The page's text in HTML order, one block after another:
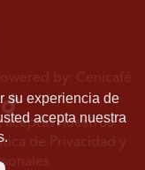
su experiencia de
acepta nuestra
by: Cenicafé
nuestros
de Privacidad y